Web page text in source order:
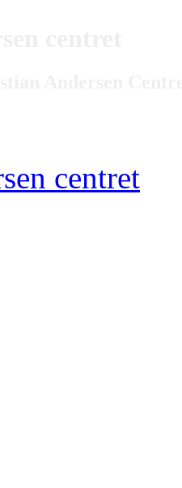
centret